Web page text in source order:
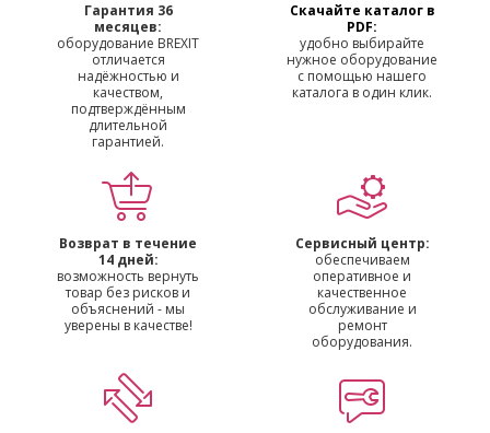
Гарантия 36
месяцев:
оборудование BREXIT
отличается
надёжностью и
качеством,
подтверждённым
длительной
гарантией.
Скачайте каталог в
PDF:
удобно выбирайте
нужное оборудование
с помощью нашего
каталога в один клик.
Возврат в течение
14 дней:
возможность вернуть
товар без рисков и
объяснений - мы
уверены в качестве!
Сервисный центр:
обеспечиваем
оперативное и
качественное
обслуживание и
ремонт
оборудования.